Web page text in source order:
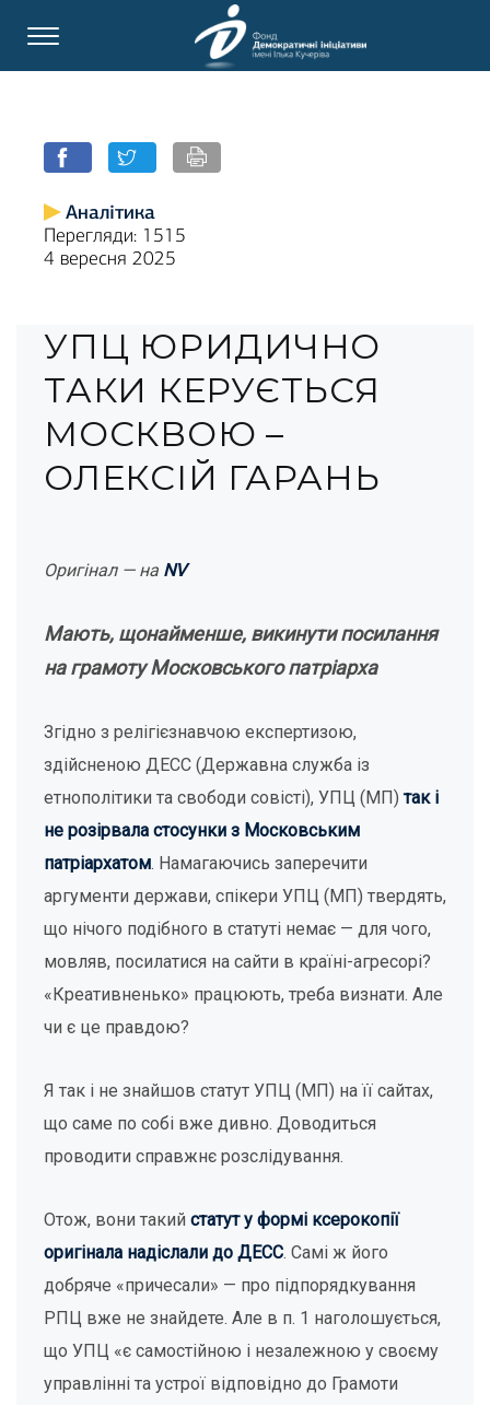
Аналітика
Перегляди: 1515
4 вересня 2025
УПЦ ЮРИДИЧНО
ТАКИ КЕРУЄТЬСЯ
МОСКВОЮ –
ОЛЕКСІЙ ГАРАНЬ
Оригінал — на NV
Мають, щонайменше, викинути посилання
на грамоту Московського патріарха
Згідно з релігієзнавчою експертизою,
здійсненою ДЕСС (Державна служба із
етнополітики та свободи совісті), УПЦ (МП)так і
не розірвала стосунки з Московським
патріархатом. Намагаючись заперечити
аргументи держави, спікери УПЦ (МП) твердять,
що нічого подібного в статуті немає — для чого,
мовляв, посилатися на сайти в країні-агресорі?
«Креативненько» працюють, треба визнати. Але
чи є це правдою?
Я так і не знайшов статут УПЦ (МП) на її сайтах,
що саме по собі вже дивно. Доводиться
проводити справжнє розслідування.
Отож, вони такий статут у формі ксерокопії
оригінала надіслали до ДЕСС. Самі ж його
добряче «причесали» — про підпорядкування
РПЦ вже не знайдете. Але в п. 1 наголошується,
що УПЦ «є самостійною і незалежною у своєму
управлінні та устрої відповідно до Грамоти